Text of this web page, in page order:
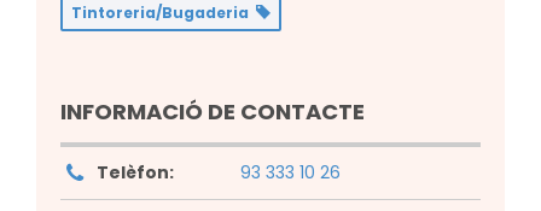
Tintoreria/Bugaderia
INFORMACIÓ DE CONTACTE
Telèfon: 93 333 10 26